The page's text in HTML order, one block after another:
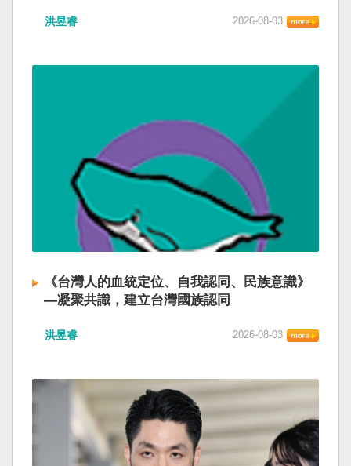
洪昱睿 2026-08-03
《台灣人的血統定位、自我認同、民族意識》
—凝聚共識，建立台灣國族認同
洪昱睿 2026-08-03